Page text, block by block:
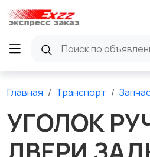
Главная Транспорт
УГОЛОК